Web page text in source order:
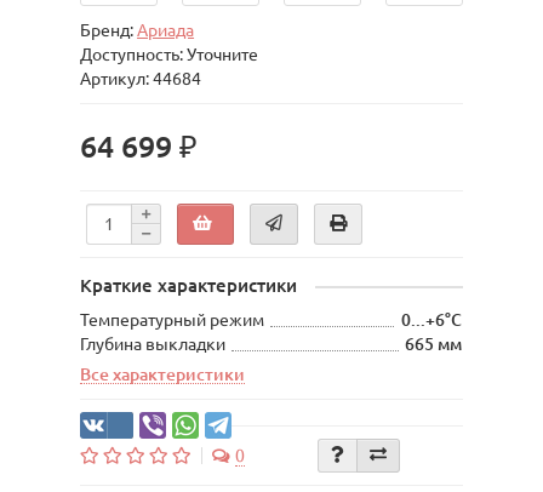
Бренд:Ариада
Доступность: Уточните
Артикул: 44684
64 699 ₽
Краткие характеристики
Температурный режим
0...+6°С
Глубина выкладки
665 мм
Все характеристики
0